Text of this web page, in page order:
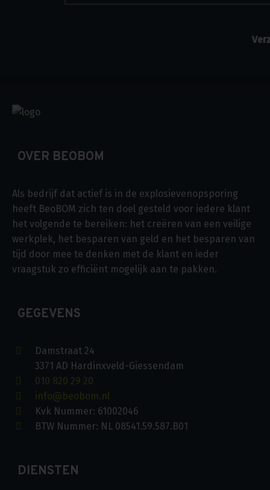
OVER BEOBOM
Als bedrijf dat actief is in de explosievenopsporing
heeft BeoBOM zich ten doel gesteld voor iedere klant
het volgende te bereiken: het creëren van een veilige
werkplek, het besparen van geld en het besparen van
tijd door mee te denken met de klant en ieder
vraagstuk zo efficiënt mogelijk aan te pakken.
GEGEVENS
Damstraat 24
3371 AD Hardinxveld-Giessendam
010 820 29 20
info@beobom.nl
Kvk Nummer: 61002046
BTW Nummer: NL 08541.59.587.B01
DIENSTEN